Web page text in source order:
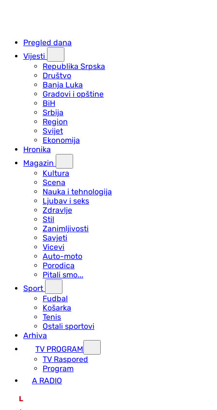
Pregled dana
Vijesti
Republika Srpska
Društvo
Banja Luka
Gradovi i opštine
BiH
Srbija
Region
Svijet
Ekonomija
Hronika
Magazin
Kultura
Scena
Nauka i tehnologija
Ljubav i seks
Zdravlje
Stil
Zanimljivosti
Savjeti
Vicevi
Auto-moto
Porodica
Pitali smo...
Sport
Fudbal
Košarka
Tenis
Ostali sportovi
Arhiva
TV PROGRAM
ТV Raspored
Program
A RADIO
L